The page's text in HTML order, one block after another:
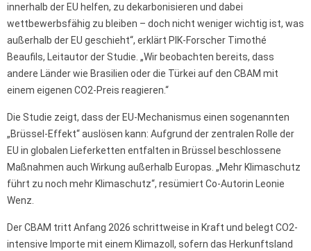
innerhalb der EU helfen, zu dekarbonisieren und dabei
wettbewerbsfähig zu bleiben – doch nicht weniger wichtig ist, was
außerhalb der EU geschieht“, erklärt PIK-Forscher Timothé
Beaufils, Leitautor der Studie. „Wir beobachten bereits, dass
andere Länder wie Brasilien oder die Türkei auf den CBAM mit
einem eigenen CO2-Preis reagieren.“
Die Studie zeigt, dass der EU-Mechanismus einen sogenannten
„Brüssel-Effekt“ auslösen kann: Aufgrund der zentralen Rolle der
EU in globalen Lieferketten entfalten in Brüssel beschlossene
Maßnahmen auch Wirkung außerhalb Europas. „Mehr Klimaschutz
führt zu noch mehr Klimaschutz“, resümiert Co-Autorin Leonie
Wenz.
Der CBAM tritt Anfang 2026 schrittweise in Kraft und belegt CO2-
intensive Importe mit einem Klimazoll, sofern das Herkunftsland